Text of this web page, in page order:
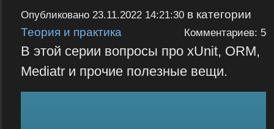
Опубликовано 23.11.2022 14:21:30в категории
Теория и практика
Комментариев: 5
В этой серии вопросы про xUnit, ORM,
Mediatr и прочие полезные вещи.